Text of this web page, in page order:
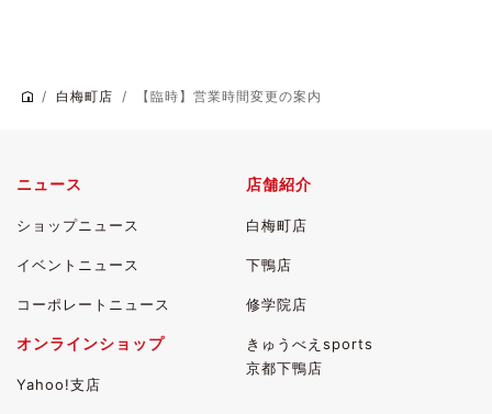
白梅町店 【臨時】営業時間変更の案内
ニュース
ショップニュース
イベントニュース
コーポレートニュース
店舗紹介
白梅町店
下鴨店
修学院店
きゅうべえsports
京都下鴨店
オンラインショップ
Yahoo!支店